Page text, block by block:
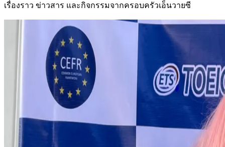
เรื่องราว ข่าวสาร และกิจกรรมจากครอบครัวเอ็นวายซี